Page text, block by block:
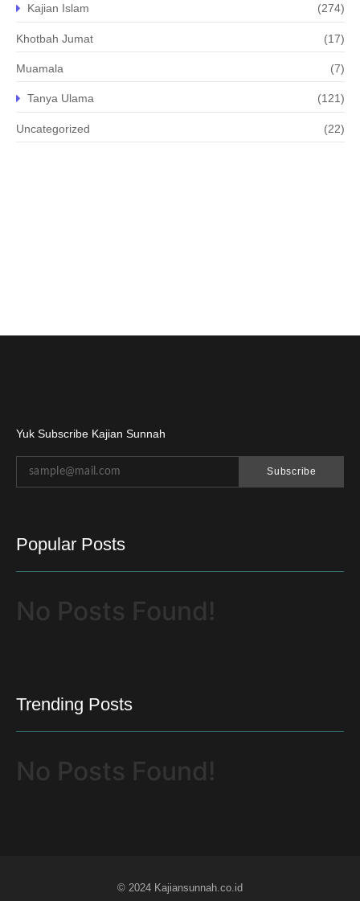
Kajian Islam (274)
Khotbah Jumat (17)
Muamala (7)
Tanya Ulama (121)
Uncategorized (22)
Yuk Subscribe Kajian Sunnah
Subscribe
Popular Posts
No Posts Found!
Trending Posts
No Posts Found!
© 2024 Kajiansunnah.co.id